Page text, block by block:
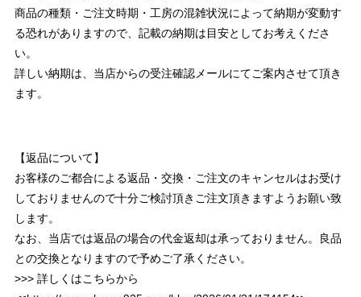
商品の種類・ご注文時期・工房の混雑状況によって納期が変動す
る恐れがありますので、記載の納期は目安としてお考えくださ
い。
詳しい納期は、当店からの受注確認メールにてご案内させて頂き
ます。
【返品について】
お客様のご都合による返品・交換・ご注文のキャンセルはお受け
しておりませんので十分ご検討頂きご注文頂きますようお願い致
します。
なお、当店では返品の場合の代金返却は承っておりません。良品
との交換となりますので予めご了承ください。
>>> 詳しくはこちらから